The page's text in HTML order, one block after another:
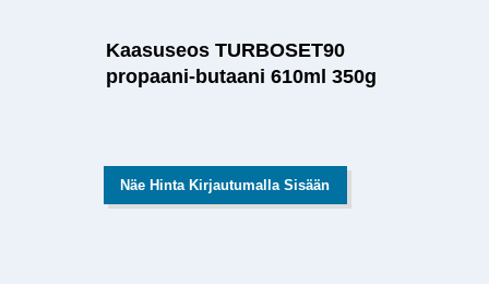
Kaasuseos TURBOSET90
propaani-butaani 610ml 350g
Näe Hinta Kirjautumalla Sisään